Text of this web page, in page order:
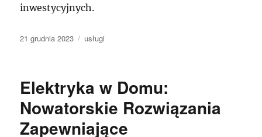
inwestycyjnych.
Data
21 grudnia 2023 Kategorie
usługi
Elektryka w Domu:
Nowatorskie Rozwiązania
Zapewniające